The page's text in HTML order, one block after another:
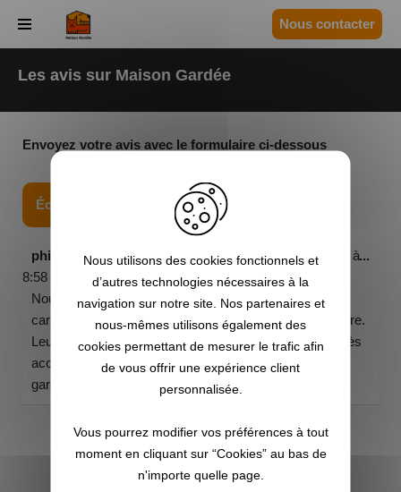
Aller
au
Nous contacter
Les avis sur Maison Gardée
Envoyez votre avis avec le formulaire ci-dessous
philippe séroux et christianea écrit lemars 13, 2026
à
8:58 pm
Nous venons de garder bébel et mooki , 2 chattes de
caractère différent, l'une très docile et l'autre très solitaire.
Leurs propriétaires Marie - Francine et Jean Philippe très
accueillants sur le plateau de millevaches.
garde du 2/03/2026 au 8/03/2026.
...
Panneau de gestion des cookies
Nous utilisons des cookies fonctionnels et
d’autres technologies nécessaires à la
navigation sur notre site. Nos partenaires et
nous-mêmes utilisons également des
cookies permettant de mesurer le trafic afin
de vous offrir une expérience client
personnalisée.
Vous pourrez modifier vos préférences à tout
moment en cliquant sur “Cookies” au bas de
n'importe quelle page.